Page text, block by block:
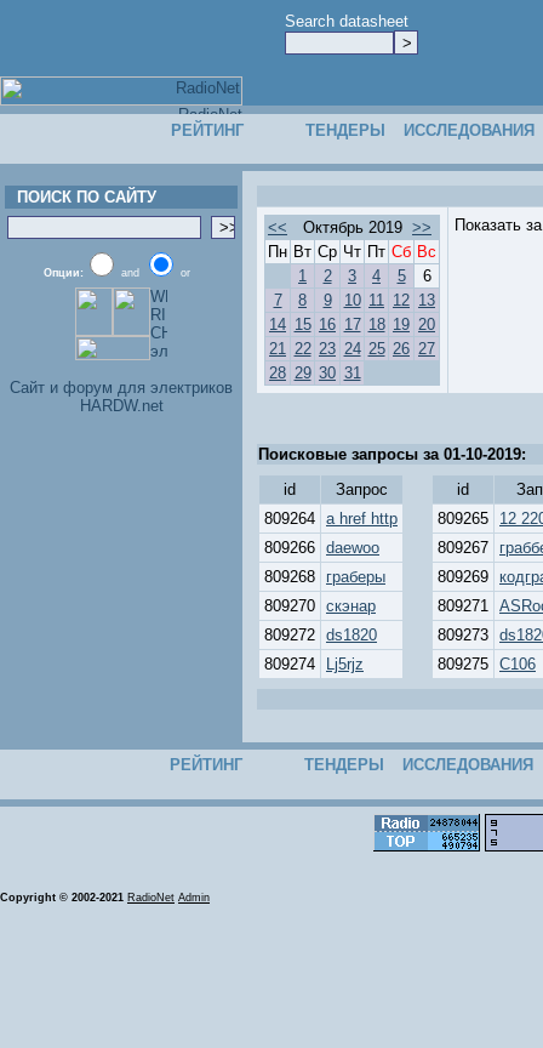
Search datasheet
РЕЙТИНГ ТЕНДЕРЫ ИССЛЕДОВАНИЯ
ПОИСК ПО САЙТУ
Опции: and or
Cайт и форум для электриков
HARDW.net
<< Октябрь 2019 >>
Пн Вт Ср Чт Пт Сб Вс
1
2 3 4 5
6
7
8 9 10 11 12 13
14 15 16 17 18 19 20
21 22 23 24 25 26 27
28 29 30 31
Показать
Поисковые запросы за 01-10-2019:
id
Запрос id
809264 a href http 809265
12
809266 daewoo 809267
809268
граберы 809269
809270 скэнар 809271
809272 ds1820 809273
809274
Lj5rjz 809275 C106
РЕЙТИНГ ТЕНДЕРЫ ИССЛЕДОВАНИЯ
Copyright © 2002-2021 RadioNet Admin